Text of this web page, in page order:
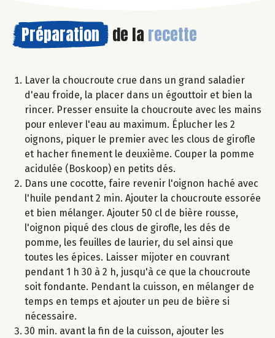
Préparation de la recette
Laver la choucroute crue dans un grand saladier
d'eau froide, la placer dans un égouttoir et bien la
rincer. Presser ensuite la choucroute avec les mains
pour enlever l'eau au maximum. Éplucher les 2
oignons, piquer le premier avec les clous de girofle
et hacher finement le deuxième. Couper la pomme
acidulée (Boskoop) en petits dés.
Dans une cocotte, faire revenir l'oignon haché avec
l'huile pendant 2 min. Ajouter la choucroute essorée
et bien mélanger. Ajouter 50 cl de bière rousse,
l'oignon piqué des clous de girofle, les dés de
pomme, les feuilles de laurier, du sel ainsi que
toutes les épices. Laisser mijoter en couvrant
pendant 1 h 30 à 2 h, jusqu'à ce que la choucroute
soit fondante. Pendant la cuisson, en mélanger de
temps en temps et ajouter un peu de bière si
nécessaire.
30 min. avant la fin de la cuisson, ajouter les